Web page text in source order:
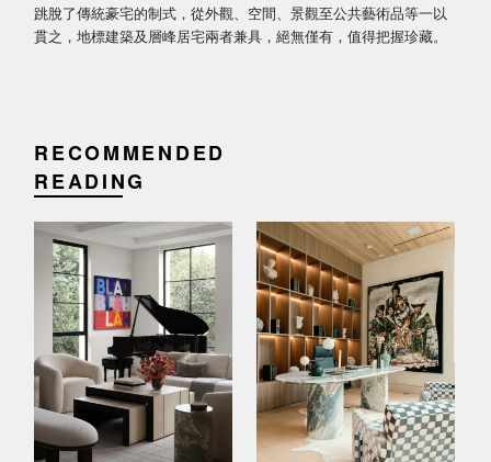
跳脫了傳統豪宅的制式，從外觀、空間、景觀至公共藝術品等一以
貫之，地標建築及層峰居宅兩者兼具，絕無僅有，值得把握珍藏。
RECOMMENDED
READING